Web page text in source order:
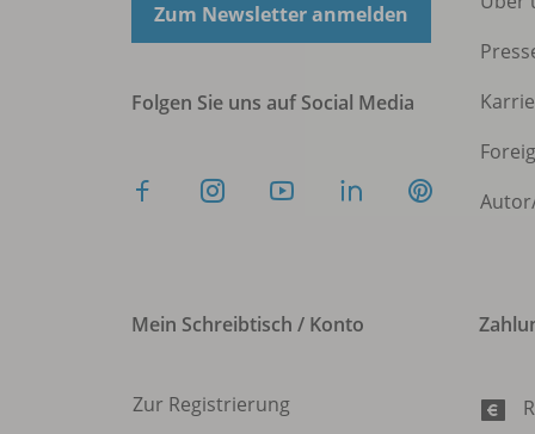
Zum Newsletter anmelden
Folgen Sie uns auf Social Media
Mein Schreibtisch / Konto
Zur Registrierung